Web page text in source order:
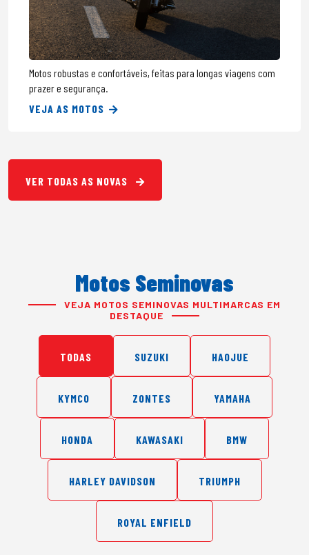
Motos robustas e confortáveis, feitas para longas viagens com
prazer e segurança.
VEJA AS MOTOS
VER TODAS AS NOVAS
Motos Seminovas
VEJA MOTOS SEMINOVAS MULTIMARCAS EM
DESTAQUE
TODAS SUZUKI HAOJUE
KYMCO ZONTES YAMAHA
HONDA KAWASAKI BMW
HARLEY DAVIDSON TRIUMPH
ROYAL ENFIELD